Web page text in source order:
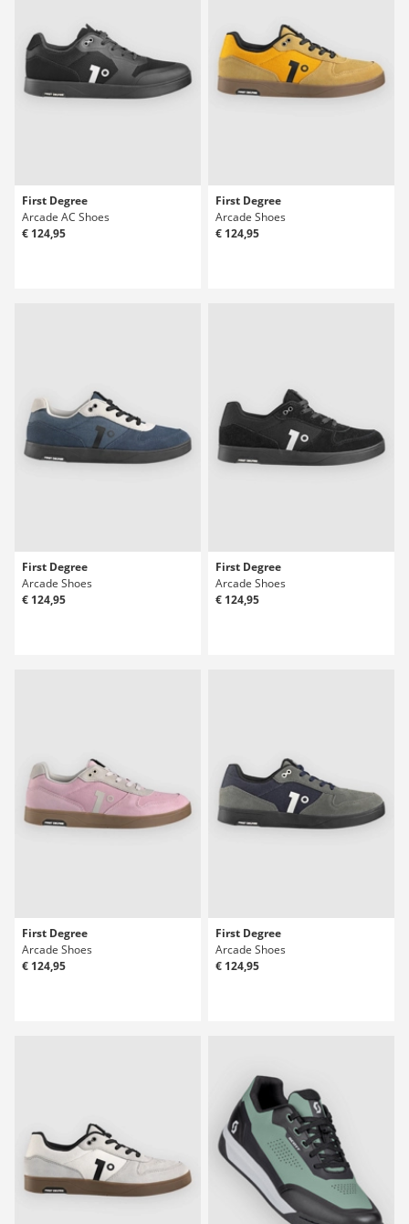
First Degree
Arcade AC Shoes
€ 124,95
First Degree
Arcade Shoes
€ 124,95
First Degree
Arcade Shoes
€ 124,95
First Degree
Arcade Shoes
€ 124,95
First Degree
Arcade Shoes
€ 124,95
First Degree
Arcade Shoes
€ 124,95